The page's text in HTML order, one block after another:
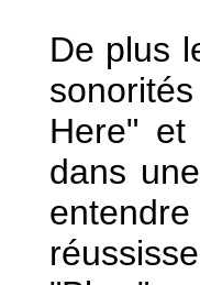
De plus
Here" et
dans